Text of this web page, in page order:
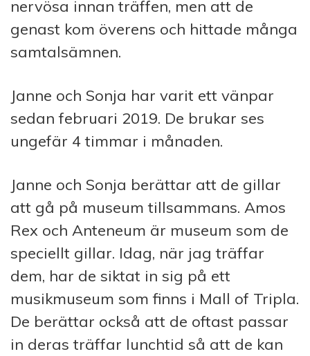
nervösa innan träffen, men att de
genast kom överens och hittade många
samtalsämnen.
Janne och Sonja har varit ett vänpar
sedan februari 2019. De brukar ses
ungefär 4 timmar i månaden.
Janne och Sonja berättar att de gillar
att gå på museum tillsammans. Amos
Rex och Anteneum är museum som de
speciellt gillar. Idag, när jag träffar
dem, har de siktat in sig på ett
musikmuseum som finns i Mall of Tripla.
De berättar också att de oftast passar
in deras träffar lunchtid så att de kan